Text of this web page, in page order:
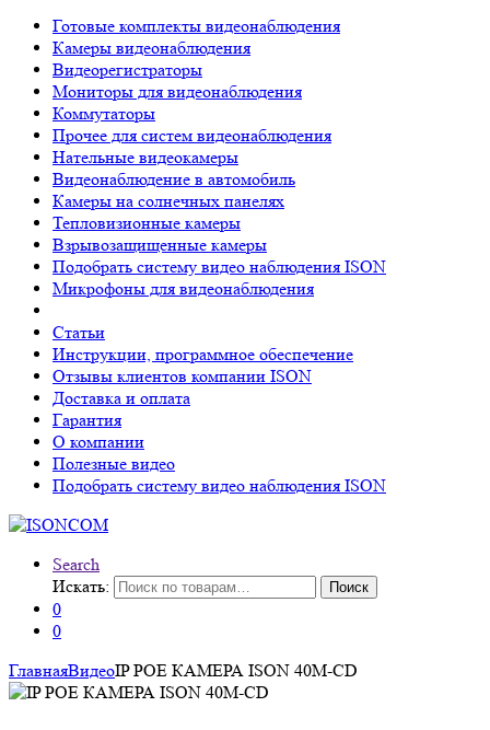
Готовые комплекты видеонаблюдения
Камеры видеонаблюдения
Видеорегистраторы
Мониторы для видеонаблюдения
Коммутаторы
Прочее для систем видеонаблюдения
Нательные видеокамеры
Видеонаблюдение в автомобиль
Камеры на солнечных панелях
Тепловизионные камеры
Взрывозащищенные камеры
Подобрать систему видео наблюдения ISON
Микрофоны для видеонаблюдения
Статьи
Инструкции, программное обеспечение
Отзывы клиентов компании ISON
Доставка и оплата
Гарантия
О компании
Полезные видео
Подобрать систему видео наблюдения ISON
Search
Искать:
Поиск
0
0
ГлавнаяВидеоIP POE КАМЕРА ISON 40M-CD